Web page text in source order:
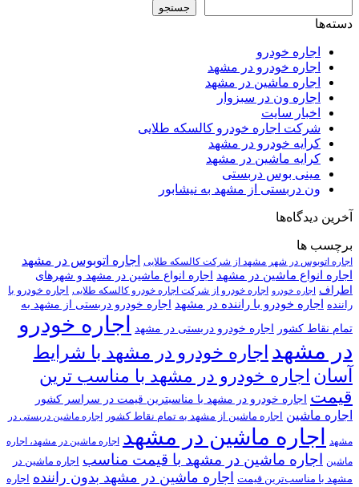
جستجو
دسته‌ها
اجاره خودرو
اجاره خودرو در مشهد
اجاره ماشین در مشهد
اجاره ون در سبزوار
اخبار سایت
شرکت اجاره خودرو کالسکه طلایی
کرایه خودرو در مشهد
کرایه ماشین در مشهد
مینی بوس دربستی
ون دربستی از مشهد به نیشابور
آخرین دیدگاه‌ها
برچسب ها
اجاره اتوبوس در شهر مشهد از شرکت کالسکه طلایی اجاره اتوبوس در مشهد
اجاره انواع ماشین در مشهد اجاره انواع ماشین در مشهد و شهرهای
اطراف
اجاره خودرو اجاره خودرو از شرکت اجاره خودرو کالسکه طلایی
اجاره خودرو با
راننده
اجاره خودرو با راننده در مشهد
اجاره خودرو دربستی از مشهد به
تمام نقاط کشور
اجاره خودرو دربستی در مشهد
اجاره خودرو
در مشهد اجاره خودرو در مشهد با شرایط
آسان اجاره خودرو در مشهد با مناسب ترین
قیمت
اجاره خودرو در مشهد با مناسبترین قیمت در سراسر کشور
اجاره ماشین اجاره ماشین از مشهد به تمام نقاط کشور اجاره ماشین دربستی در
مشهد اجاره ماشین در مشهد اجاره ماشین در مشهد، اجاره
ماشین اجاره ماشین در مشهد با قیمت مناسب
اجاره ماشین در
مشهد با مناسب‌ترین قیمت
اجاره ماشین در مشهد بدون راننده
اجاره